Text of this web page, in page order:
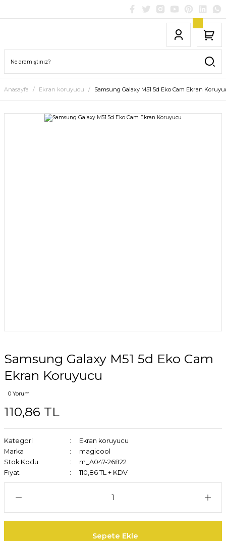
Anasayfa Ekran koruyucu Samsung Galaxy M51 5d Eko Cam Ekran
Samsung Galaxy M51 5d Eko Cam
Ekran Koruyucu
0 Yorum
110,86 TL
Kategori
Ekran koruyucu
Marka
magicool
Stok Kodu
m_A047-26822
Fiyat
110,86 TL + KDV
Sepete Ekle